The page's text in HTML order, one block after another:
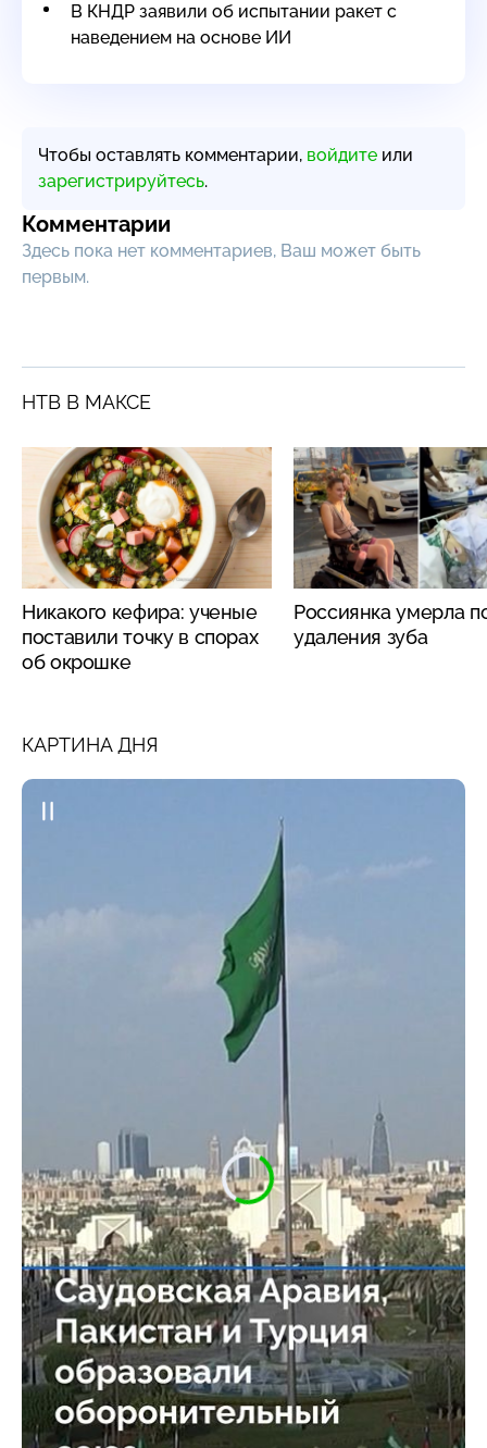
В КНДР заявили об испытании ракет с
наведением на основе ИИ
Чтобы оставлять комментарии, войдите или
зарегистрируйтесь.
Комментарии
Здесь пока нет комментариев, Ваш может быть
первым.
НТВ В МАКСЕ
Никакого кефира: ученые
поставили точку в спорах
об окрошке
Россиянка умерла
удаления зуба
КАРТИНА ДНЯ